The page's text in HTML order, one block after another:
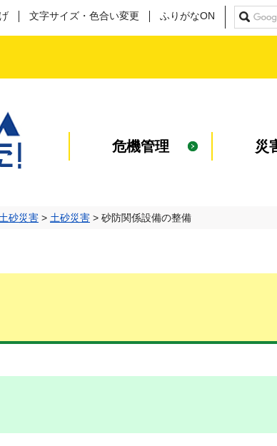
危機管理 災
文字サイズ・色合い変更 ふりがなON
砂災害 > 土砂災害 > 砂防関係設備の整備